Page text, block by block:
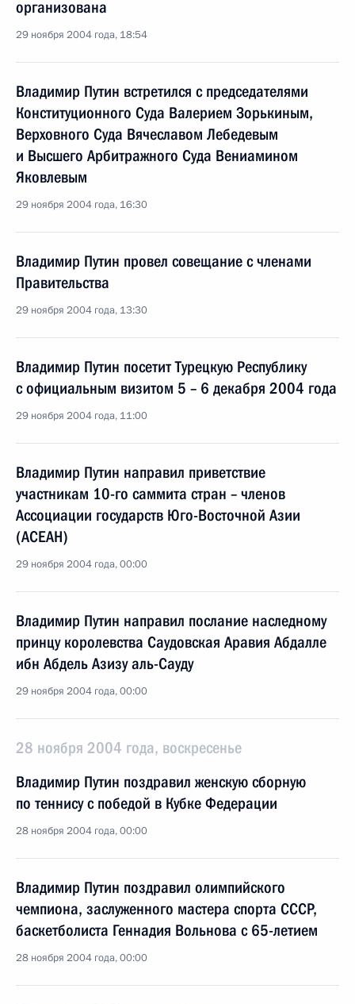
организована
29 ноября 2004 года, 18:54
Владимир Путин встретился с председателями
Конституционного Суда Валерием Зорькиным,
Верховного Суда Вячеславом Лебедевым
и Высшего Арбитражного Суда Вениамином
Яковлевым
29 ноября 2004 года, 16:30
Владимир Путин провел совещание с членами
Правительства
29 ноября 2004 года, 13:30
Владимир Путин посетит Турецкую Республику
с официальным визитом 5 – 6 декабря 2004 года
29 ноября 2004 года, 11:00
Владимир Путин направил приветствие
участникам 10-го саммита стран – членов
Ассоциации государств Юго-Восточной Азии
(АСЕАН)
29 ноября 2004 года, 00:00
Владимир Путин направил послание наследному
принцу королевства Саудовская Аравия Абдалле
ибн Абдель Азизу аль-Сауду
29 ноября 2004 года, 00:00
28 ноября 2004 года, воскресенье
Владимир Путин поздравил женскую сборную
по теннису с победой в Кубке Федерации
28 ноября 2004 года, 00:00
Владимир Путин поздравил олимпийского
чемпиона, заслуженного мастера спорта СССР,
баскетболиста Геннадия Вольнова с 65-летием
28 ноября 2004 года, 00:00